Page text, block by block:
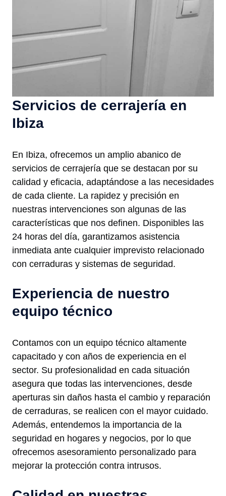
Servicios de cerrajería en
Ibiza
En Ibiza, ofrecemos un amplio abanico de
servicios de cerrajería que se destacan por su
calidad y eficacia, adaptándose a las necesidades
de cada cliente. La rapidez y precisión en
nuestras intervenciones son algunas de las
características que nos definen. Disponibles las
24 horas del día, garantizamos asistencia
inmediata ante cualquier imprevisto relacionado
con cerraduras y sistemas de seguridad.
Experiencia de nuestro
equipo técnico
Contamos con un equipo técnico altamente
capacitado y con años de experiencia en el
sector. Su profesionalidad en cada situación
asegura que todas las intervenciones, desde
aperturas sin daños hasta el cambio y reparación
de cerraduras, se realicen con el mayor cuidado.
Además, entendemos la importancia de la
seguridad en hogares y negocios, por lo que
ofrecemos asesoramiento personalizado para
mejorar la protección contra intrusos.